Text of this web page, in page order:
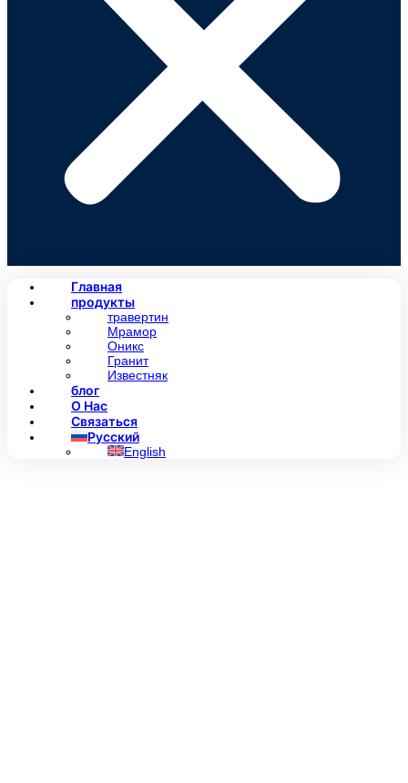
Главная
продукты
травертин
Мрамор
Оникс
Гранит
Известняк
блог
О Нас
Связаться
Русский
English